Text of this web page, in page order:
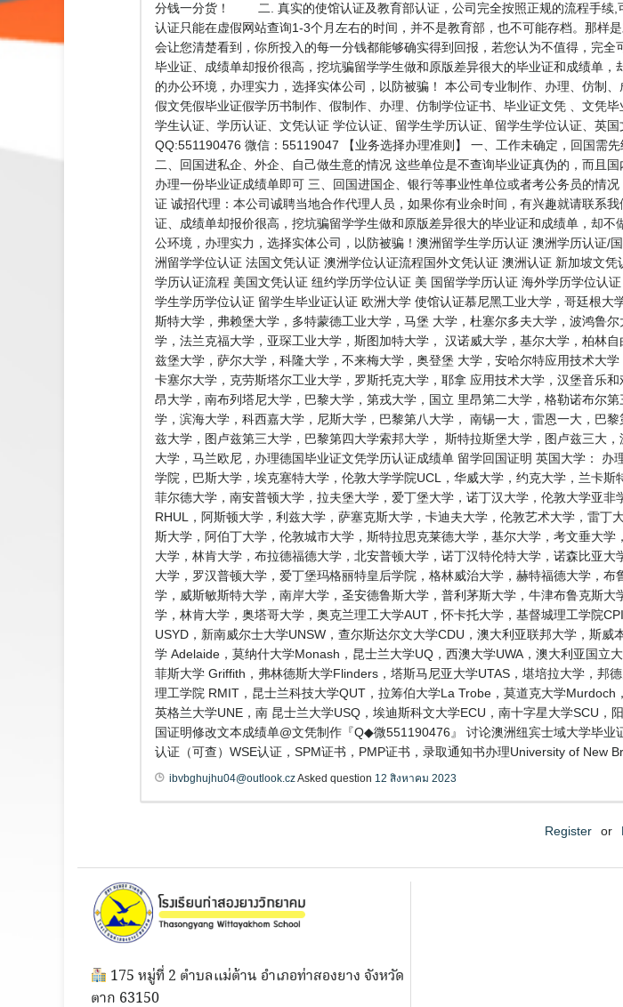
分钱一分货！ 二. 真实的使馆认证及教育部认证，公司完全按照正规的流程手续,
认证只能在虚假网站查询1-3个月左右的时间，并不是教育部，也不可能存档。那
会让您清楚看到，你所投入的每一分钱都能够确实得到回报，若您认为不值得，完
毕业证、成绩单却报价很高，挖坑骗留学学生做和原版差异很大的毕业证和成绩单
的办公环境，办理实力，选择实体公司，以防被骗！ 本公司专业制作、办理、仿制
假文凭假毕业证假学历书制作、假制作、办理、仿制学位证书、毕业证文凭 、文凭
学生认证、学历认证、文凭认证 学位认证、留学生学历认证、留学生学位认证、英
QQ:551190476 微信：55119047 【业务选择办理准则】 一、工作未确定，回国需
二、回国进私企、外企、自己做生意的情况 这些单位是不查询毕业证真伪的，而且
办理一份毕业证成绩单即可 三、回国进国企、银行等事业性单位或者考公务员的情
证 诚招代理：本公司诚聘当地合作代理人员，如果你有业余时间，有兴趣就请联系
证、成绩单却报价很高，挖坑骗留学学生做和原版差异很大的毕业证和成绩单，却
公环境，办理实力，选择实体公司，以防被骗！澳洲留学生学历认证 澳洲学历认证
洲留学学位认证 法国文凭认证 澳洲学位认证流程国外文凭认证 澳洲认证 新加坡文
学历认证流程 美国文凭认证 纽约学历学位认证 美 国留学学历认证 海外学历学位认
学生学历学位认证 留学生毕业证认证 欧洲大学 使馆认证慕尼黑工业大学，哥廷根
斯特大学，弗赖堡大学，多特蒙德工业大学，马堡 大学，杜塞尔多夫大学，波鸿鲁
学，法兰克福大学，亚琛工业大学，斯图加特大学， 汉诺威大学，基尔大学，柏林
兹堡大学，萨尔大学，科隆大学，不来梅大学，奥登堡 大学，安哈尔特应用技术大
卡塞尔大学，克劳斯塔尔工业大学，罗斯托克大学，耶拿 应用技术大学，汉堡音乐
昂大学，南布列塔尼大学，巴黎大学，第戎大学，国立 里昂第二大学，格勒诺布尔
学，滨海大学，科西嘉大学，尼斯大学，巴黎第八大学， 南锡一大，雷恩一大，巴
兹大学，图卢兹第三大学，巴黎第四大学索邦大学， 斯特拉斯堡大学，图卢兹三大
大学，马兰欧尼，办理德国毕业证文凭学历认证成绩单 留学回国证明 英国大学：
学院，巴斯大学，埃克塞特大学，伦敦大学学院UCL，华威大学，约克大学，兰卡
菲尔德大学，南安普顿大学，拉夫堡大学，爱丁堡大学，诺丁汉大学，伦敦大学亚
RHUL，阿斯顿大学，利兹大学，萨塞克斯大学，卡迪夫大学，伦敦艺术大学，雷
斯大学，阿伯丁大学，伦敦城市大学，斯特拉思克莱德大学，基尔大学，考文垂大
大学，林肯大学，布拉德福德大学，北安普顿大学，诺丁汉特伦特大学，诺森比亚
大学，罗汉普顿大学，爱丁堡玛格丽特皇后学院，格林威治大学，赫特福德大学，
学，威斯敏斯特大学，南岸大学，圣安德鲁斯大学，普利茅斯大学，牛津布鲁克斯
学，林肯大学，奥塔哥大学，奥克兰理工大学AUT，怀卡托大学，基督城理工学院
USYD，新南威尔士大学UNSW，查尔斯达尔文大学CDU，澳大利亚联邦大学，斯
学 Adelaide，莫纳什大学Monash，昆士兰大学UQ，西澳大学UWA，澳大利亚国
菲斯大学 Griffith，弗林德斯大学Flinders，塔斯马尼亚大学UTAS，堪培拉大学，邦
理工学院 RMIT，昆士兰科技大学QUT，拉筹伯大学La Trobe，莫道克大学
英格兰大学UNE，南 昆士兰大学USQ，埃迪斯科文大学ECU，南十字星大学SCU
国证明修改文本成绩单@文凭制作『Q◆微551190476』 讨论澳洲纽宾士域大学毕
认证（可查）WSE认证，SPM证书，PMP证书，录取通知书办理University of New
ibvbghujhu04@outlook.czAsked question 12 สิงหาคม 2023
Register or
175 หมู่ที่ 2 ตำบลแม่ต้าน อำเภอท่าสองยาง จังหวัด
ตาก 63150